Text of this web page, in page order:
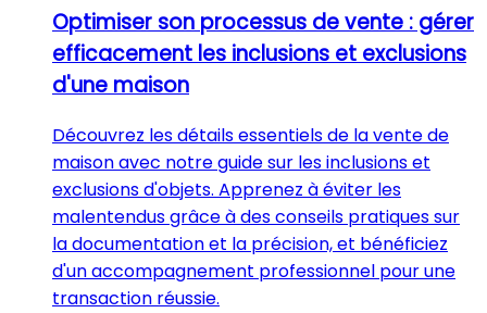
Optimiser son processus de vente : gérer
efficacement les inclusions et exclusions
d'une maison
Découvrez les détails essentiels de la vente de
maison avec notre guide sur les inclusions et
exclusions d'objets. Apprenez à éviter les
malentendus grâce à des conseils pratiques sur
la documentation et la précision, et bénéficiez
d'un accompagnement professionnel pour une
transaction réussie.